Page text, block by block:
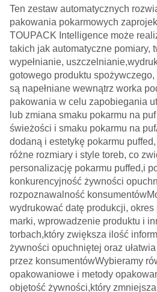
Ten zestaw automatycznych
pakowania pokarmowych
TOUPACK Intelligence może
takich jak automatyczne pomiary,
wypełnianie,
gotowego produktu
są napełniane wewnątrz worka
pakowania w celu zapobiegania
lub zmiana smaku pokarmu na
świeżości i smaku pokarmu na
dodaną i estetykę pokarmu
różne rozmiary i style toreb, co
personalizację pokarmu puffed,i
konkurencyjność żywności
rozpoznawalność
wydrukować datę produkcji,
marki, wprowadzenie produktu i
torbach,który zwiększa ilość
żywności opuchniętej oraz
przez konsumentówWybieramy
opakowaniowe i metody
objętość żywności,który